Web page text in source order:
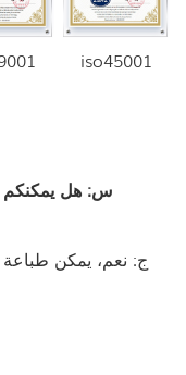
iso45001
س: هل يمكنكم
ج: نعم، يمكن